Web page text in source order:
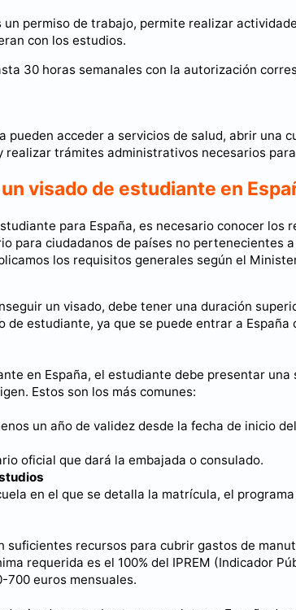
permiso de trabajo, permite realizar
con los estudios.
30 horas semanales con la autorización
pueden acceder a servicios de salud, abrir una
trámites administrativos necesarios
visado de estudiante en
para España, es necesario conocer los
para ciudadanos de países no pertenecientes
los requisitos generales según el
un visado, debe tener una duración
de estudiante, ya que se puede entrar a
en España, el estudiante debe presentar
Estos son los más comunes:
un año de validez desde la fecha de inicio
oficial que dará la embajada o consulado.
en el que se detalla la matrícula, el
suficientes recursos para cubrir gastos de
requerida es el 100% del IPREM (Indicador
700 euros mensuales.